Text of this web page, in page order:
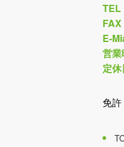
TEL
FAX
E-
営
定休
免